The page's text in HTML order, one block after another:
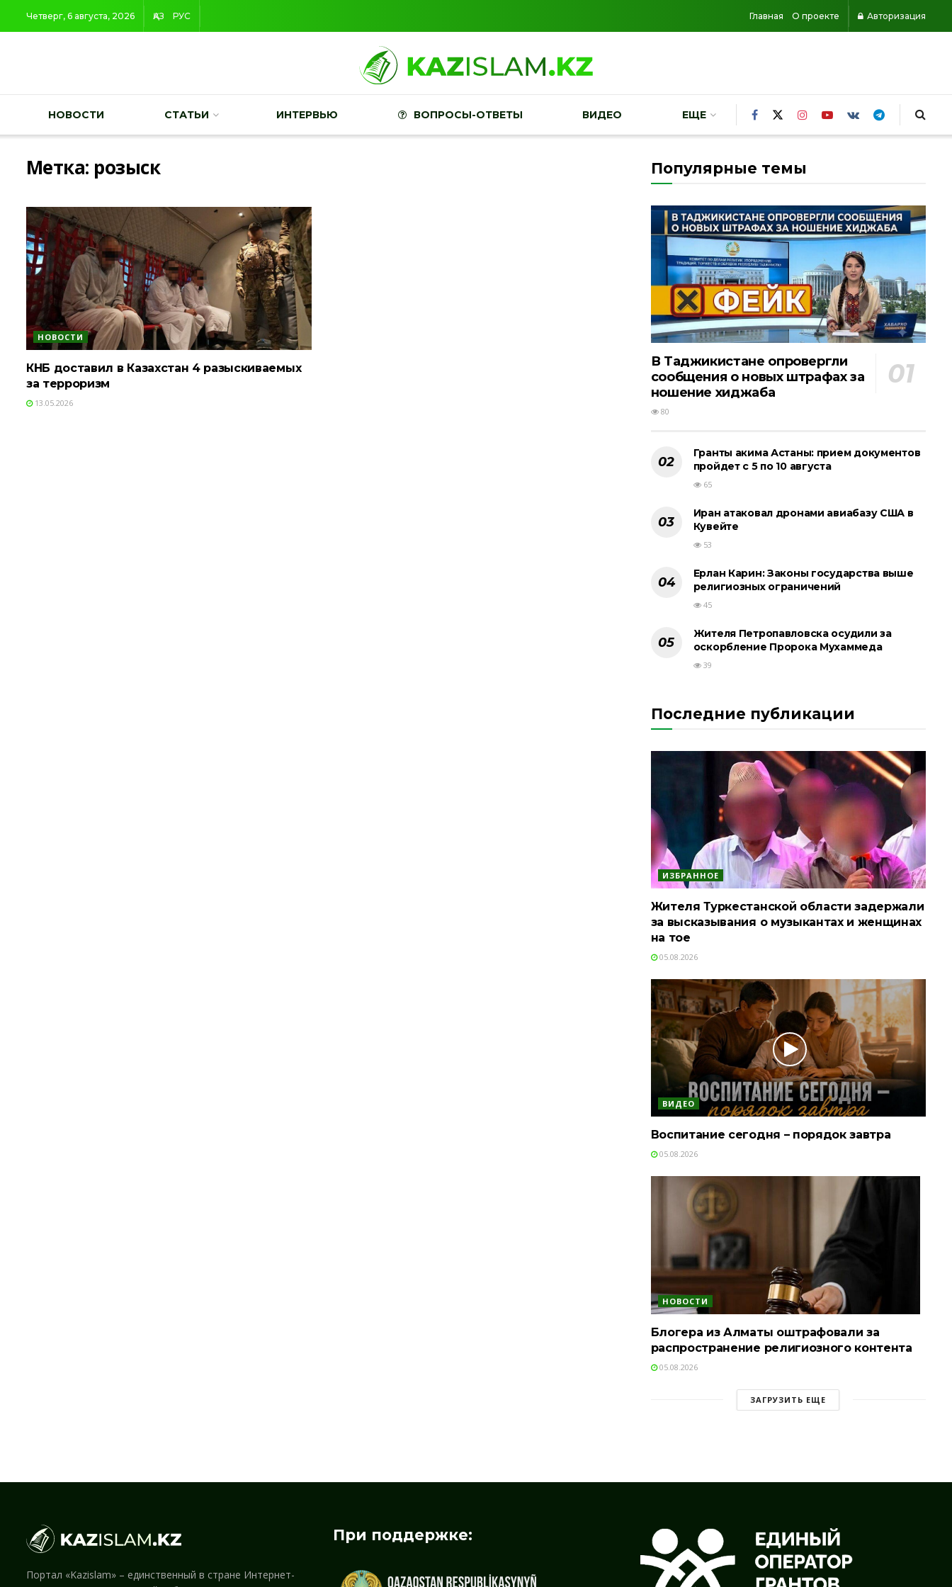
Четверг, 6 августа, 2026 ҚАЗ РУС Главная О проекте Авторизация
НОВОСТИ СТАТЬИ ИНТЕРВЬЮ ВОПРОСЫ-ОТВЕТЫ ВИДЕО ЕЩЕ
Метка: розыск
НОВОСТИ
КНБ доставил в Казахстан 4 разыскиваемых
за терроризм
13.05.2026
Популярные темы
В Таджикистане опровергли
сообщения о новых штрафах за
ношение хиджаба
80
Гранты акима Астаны: прием документов
пройдет с 5 по 10 августа
65
Иран атаковал дронами авиабазу США в
Кувейте
53
Ерлан Карин: Законы государства выше
религиозных ограничений
45
Жителя Петропавловска осудили за
оскорбление Пророка Мухаммеда
39
Последние публикации
ИЗБРАННОЕ
Жителя Туркестанской области задержали
за высказывания о музыкантах и женщинах
на тое
05.08.2026
ВИДЕО
Воспитание сегодня – порядок завтра
05.08.2026
НОВОСТИ
Блогера из Алматы оштрафовали за
распространение религиозного контента
05.08.2026
ЗАГРУЗИТЬ ЕЩЕ
Портал «Kazislam» – единственный в стране Интернет-
При поддержке: